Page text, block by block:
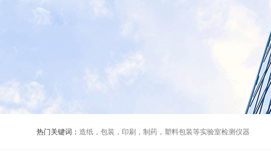
热门关键词： 造纸，包装，印刷，制药，塑料包装等实验室检测仪器